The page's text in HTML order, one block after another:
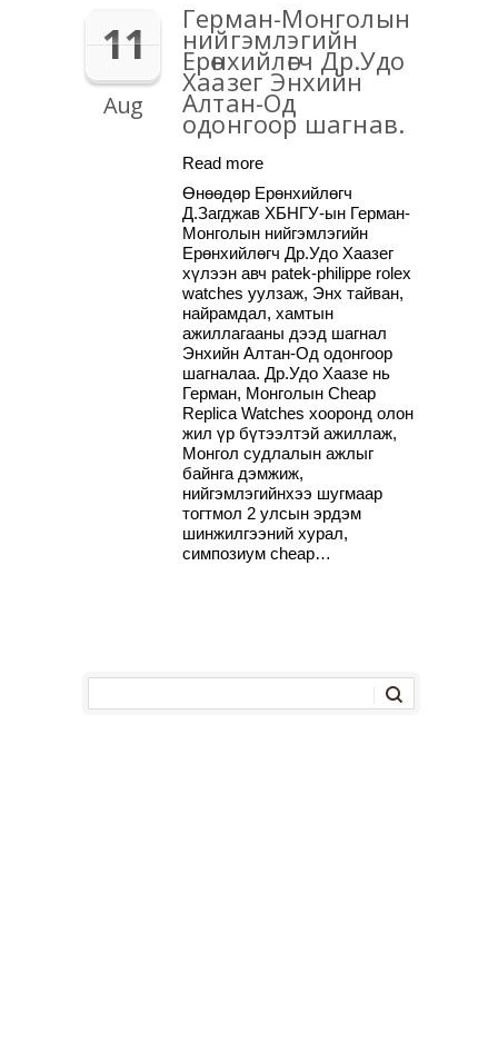
11
Aug
Герман-Монголын
нийгэмлэгийн
Ерөнхийлөгч Др.Удо
Хаазег Энхийн
Алтан-Од
одонгоор шагнав.
Read more
Өнөөдөр Ерөнхийлөгч
Д.Загджав ХБНГУ-ын Герман-
Монголын нийгэмлэгийн
Ерөнхийлөгч Др.Удо Хаазег
хүлээн авч patek-philippe rolex
watches уулзаж, Энх тайван,
найрамдал, хамтын
ажиллагааны дээд шагнал
Энхийн Алтан-Од одонгоор
шагналаа. Др.Удо Хаазе нь
Герман, Монголын Cheap
Replica Watches хооронд олон
жил үр бүтээлтэй ажиллаж,
Монгол судлалын ажлыг
байнга дэмжиж,
нийгэмлэгийнхээ шугмаар
тогтмол 2 улсын эрдэм
шинжилгээний хурал,
симпозиум cheap…